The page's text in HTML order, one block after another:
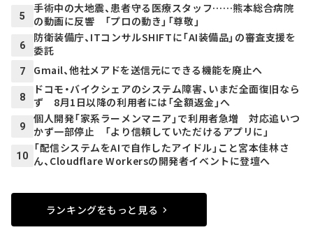
5
手術中の大地震、患者守る医療スタッフ……熊本総合病院
の動画に反響 「プロの動き」「尊敬」
6
防衛装備庁、ITコンサルSHIFTに「AI装備品」の審査支援を
委託
7 Gmail、他社メアドを送信元にできる機能を廃止へ
8
ドコモ・バイクシェアのシステム障害、いまだ全面復旧なら
ず 8月1日以降の利用者には「全額返金」へ
9
個人開発「家系ラーメンマニア」で利用者急増 対応追いつ
かず一部停止 「より信頼していただけるアプリに」
10
「配信システムをAIで自作したアイドル」こと宮本佳林さ
ん、Cloudflare Workersの開発者イベントに登壇へ
ランキングをもっと見る